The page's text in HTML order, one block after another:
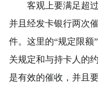
客观上要满足超
并且经发卡银行两次
件。这里的“规定限额
关规定和与持卡人的
是有效的催收，并且